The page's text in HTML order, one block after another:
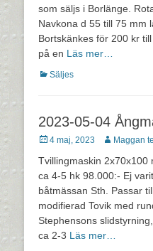
som säljs i Borlänge.
Navkona d 55 till 75 mm
Bortskänkes för 200 kr
på en Läs mer…
Kategorier
Säljes
2023-05-04
Postades
4 maj, 2023 Författare
Maggan
Tvillingmaskin 2x70x100
ca 4-5 hk 98.000:- Ej
båtmässan Sth. Passar
modifierad Tovik med
Stephensons
ca 2-3 Läs mer…